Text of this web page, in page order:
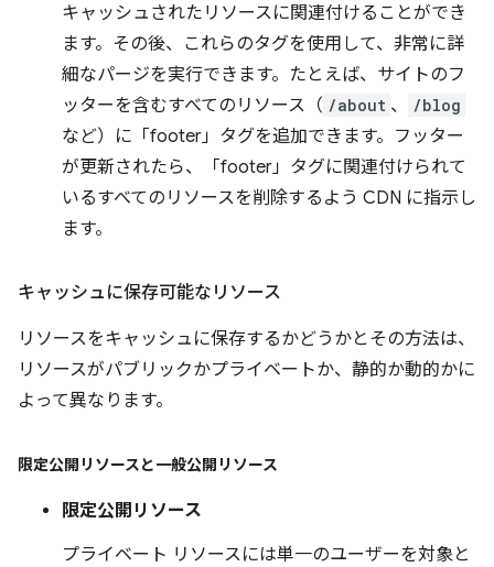
キャッシュされたリソースに関連付けることができ
ます。その後、これらのタグを使用して、非常に詳
細なパージを実行できます。たとえば、サイトのフ
ッターを含むすべてのリソース（ /about 、 /blog
など）に「footer」タグを追加できます。フッター
が更新されたら、「footer」タグに関連付けられて
いるすべてのリソースを削除するよう CDN に指示し
ます。
キャッシュに保存可能なリソース
リソースをキャッシュに保存するかどうかとその方法は、
リソースがパブリックかプライベートか、静的か動的かに
よって異なります。
限定公開リソースと一般公開リソース
限定公開リソース
プライベート リソースには単一のユーザーを対象と